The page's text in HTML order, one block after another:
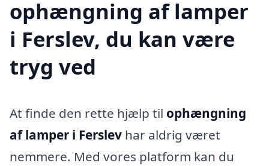
ophængning af lamper
i Ferslev, du kan være
tryg ved
At finde den rette hjælp til ophængning
af lamper i Ferslev har aldrig været
nemmere. Med vores platform kan du